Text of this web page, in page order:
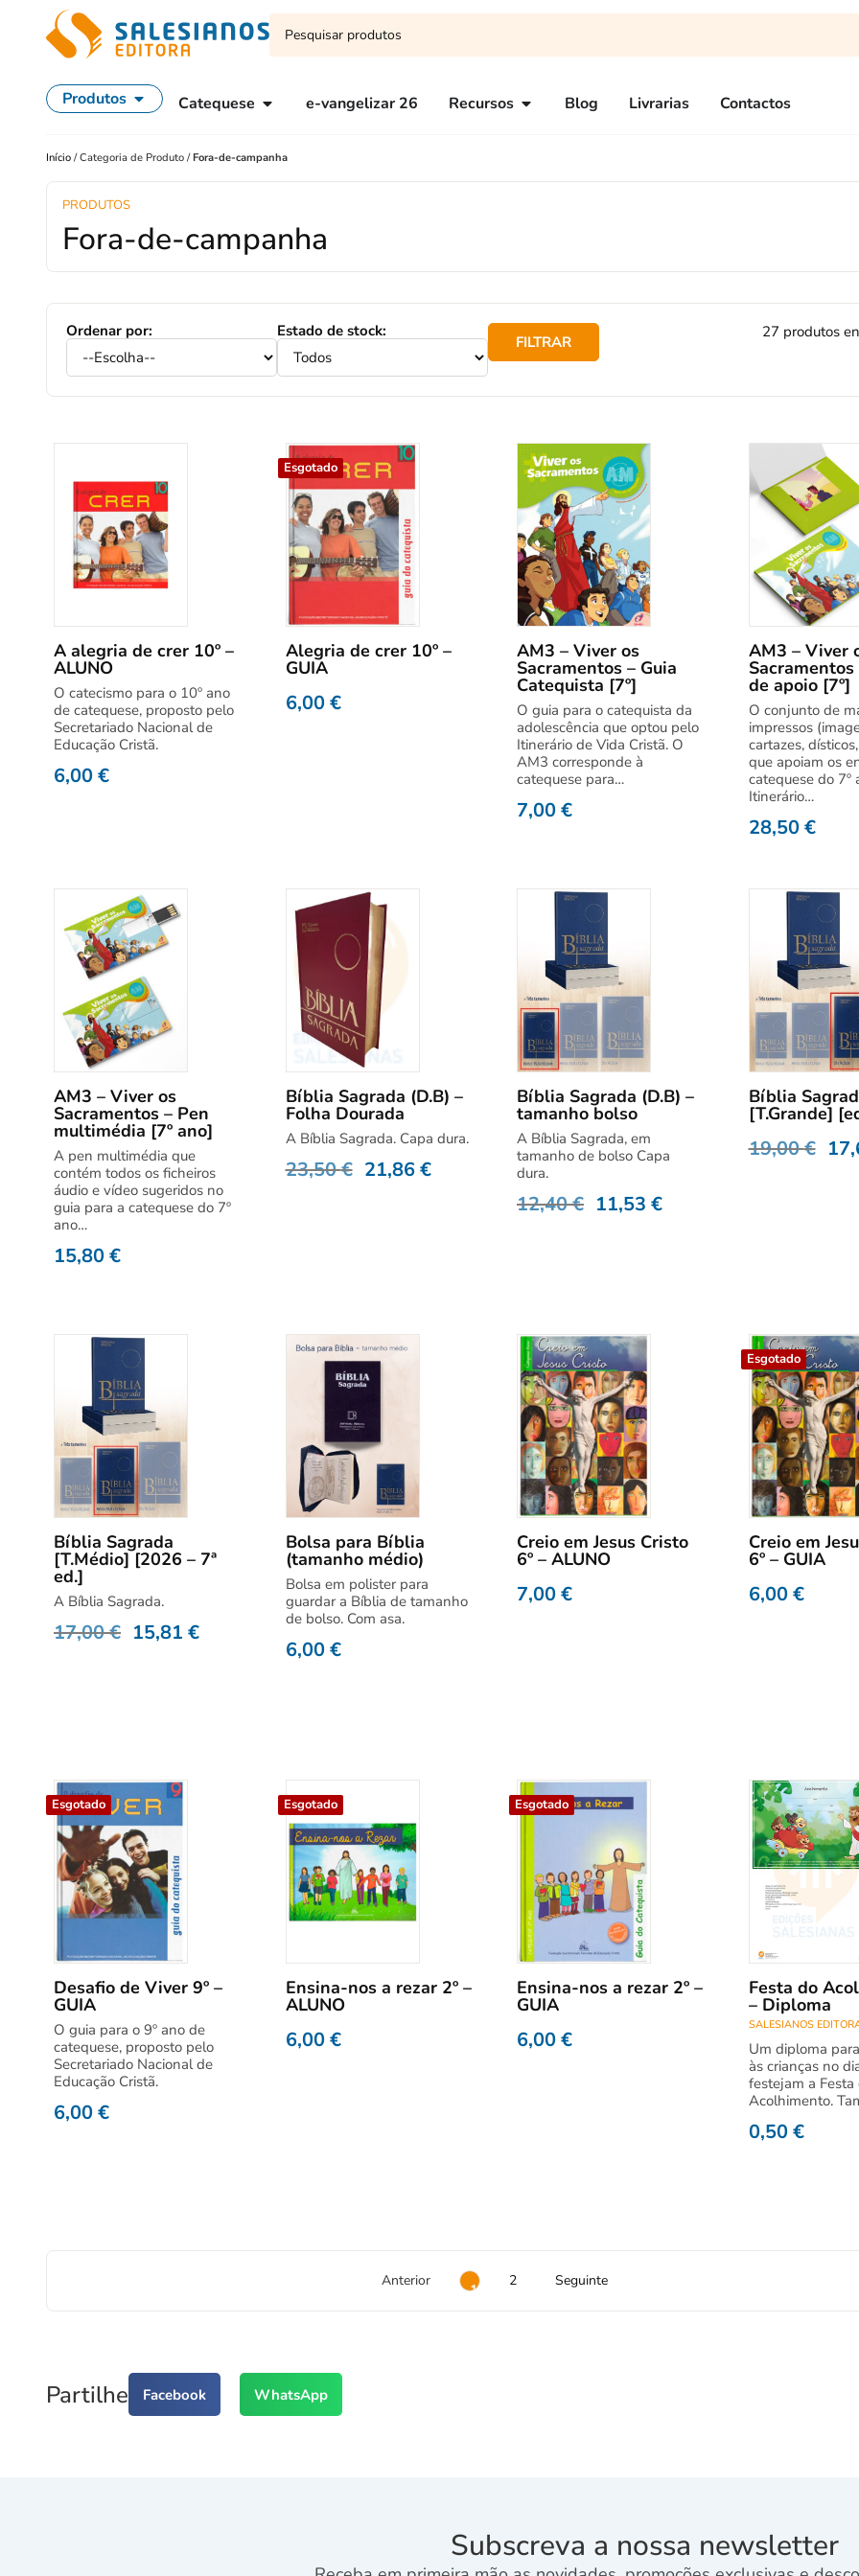
Produtos Catequese e-vangelizar 26 Recursos Blog Livrarias Contactos
Início /Categoria de Produto /Fora-de-campanha
PRODUTOS
Fora-de-campanha
Ordenar por: Estado de stock:
FILTRAR
27 produtos
A alegria de crer 10º –
ALUNO
O catecismo para o 10º ano
de catequese, proposto pelo
Secretariado Nacional de
Educação Cristã.
6,00€
Esgotado
Alegria de crer 10º –
GUIA
6,00€
AM3 – Viver os
Sacramentos – Guia
Catequista [7º]
O guia para o catequista da
adolescência que optou pelo
Itinerário de Vida Cristã. O
AM3 corresponde à
catequese para…
7,00€
AM3 – Viver
Sacramentos
de apoio [7º]
O conjunto de
impressos
cartazes,
que apoiam os
catequese do 7º
Itinerário…
28,50€
AM3 – Viver os
Sacramentos – Pen
multimédia [7º ano]
A pen multimédia que
contém todos os ficheiros
áudio e vídeo sugeridos no
guia para a catequese do 7º
ano…
15,80€
Bíblia Sagrada (D.B) –
Folha Dourada
A Bíblia Sagrada. Capa dura.
23,50€ 21,86€
Bíblia Sagrada (D.B) –
tamanho bolso
A Bíblia Sagrada, em
tamanho de bolso Capa
dura.
12,40€ 11,53 €
Bíblia
[T.Grande]
19,00€
Bíblia Sagrada
[T.Médio] [2026 – 7ª
ed.]
A Bíblia Sagrada.
17,00€ 15,81 €
Bolsa para Bíblia
(tamanho médio)
Bolsa em polister para
guardar a Bíblia de tamanho
de bolso. Com asa.
6,00€
Creio em Jesus Cristo
6º – ALUNO
7,00€
Esgotado
Creio em
6º – GUIA
6,00€
Esgotado
Desafio de Viver 9º –
GUIA
O guia para o 9º ano de
catequese, proposto pelo
Secretariado Nacional de
Educação Cristã.
6,00€
Esgotado
Ensina-nos a rezar 2º –
ALUNO
6,00€
Esgotado
Ensina-nos a rezar 2º –
GUIA
6,00€
Festa do
– Diploma
SALESIANOS
Um diploma
às crianças no
festejam a Festa
Acolhimento.
0,50€
Anterior
1
2 Seguinte
Partilhe Facebook WhatsApp
Subscreva a nossa newsletter